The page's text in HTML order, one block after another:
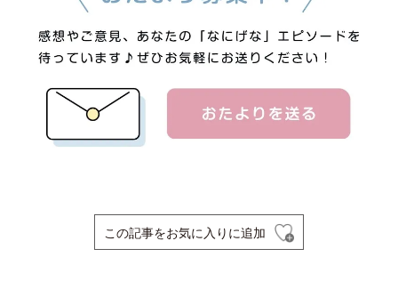
この記事をお気に入りに追加